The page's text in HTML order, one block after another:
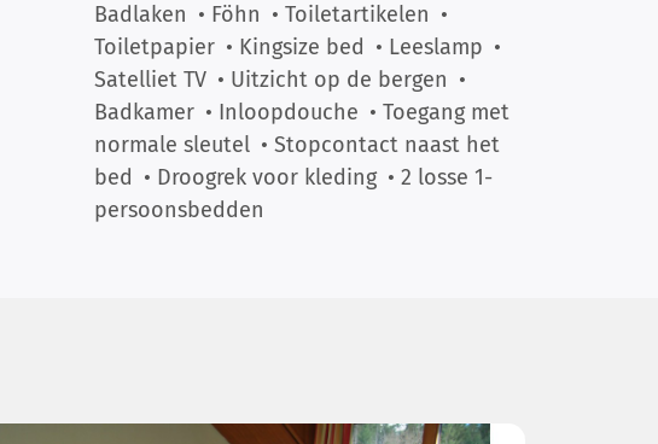
Badlaken • Föhn • Toiletartikelen •
Toiletpapier • Kingsize bed • Leeslamp •
Satelliet TV • Uitzicht op de bergen •
Badkamer • Inloopdouche • Toegang met
normale sleutel • Stopcontact naast het
bed • Droogrek voor kleding • 2 losse 1-
persoonsbedden